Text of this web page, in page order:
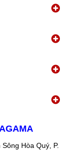
Hòa Quý, P.